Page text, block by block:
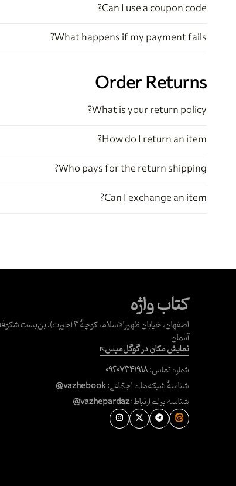
Can I use a coupon code?
What happens if my payment fails?
Order Returns
What is your return policy?
How do I return an item?
Who pays for the return shipping?
Can I exchange an item?
کتاب واژه
آسمان
نمایش مکان در گوگل‌مپس
شماره تماس:۰۹۲۰۷۳۴۱۹۱۸
شناسهٔ شبکه‌های اجتماعی:@vazhebook
شناسه برای ارتباط:@vazhepardaz